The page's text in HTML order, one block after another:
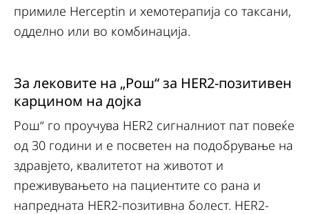
примиле Herceptin и хемотерапија со таксани,
одделно или во комбинација.
За лековите на „Рош“ за HER2-позитивен
карцином на дојка
Рош“ го проучува HER2 сигналниот пат повеќе
од 30 години и е посветен на подобрување на
здравјето, квалитетот на животот и
преживувањето на пациентите со рана и
напредната HER2-позитивна болест. HER2-